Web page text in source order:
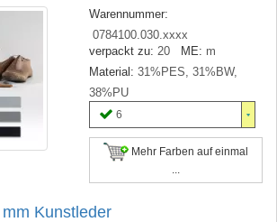
Warennummer:
0784100.030.xxxx
verpackt zu: 20 ME: m
Material: 31%PES, 31%BW,
38%PU
6
Mehr Farben auf einmal
Kunstleder